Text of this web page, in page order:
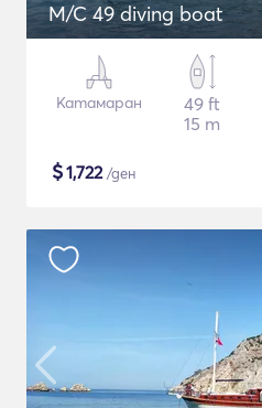
M/C 49 diving boat
Катамаран
49 ft
15 m
$1,722/ден